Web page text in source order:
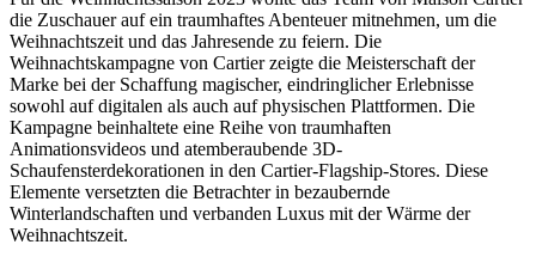
die Zuschauer auf ein traumhaftes Abenteuer mitnehmen, um die
Weihnachtszeit und das Jahresende zu feiern. Die
Weihnachtskampagne von Cartier zeigte die Meisterschaft der
Marke bei der Schaffung magischer, eindringlicher Erlebnisse
sowohl auf digitalen als auch auf physischen Plattformen. Die
Kampagne beinhaltete eine Reihe von traumhaften
Animationsvideos und atemberaubende 3D-
Schaufensterdekorationen in den Cartier-Flagship-Stores. Diese
Elemente versetzten die Betrachter in bezaubernde
Winterlandschaften und verbanden Luxus mit der Wärme der
Weihnachtszeit.